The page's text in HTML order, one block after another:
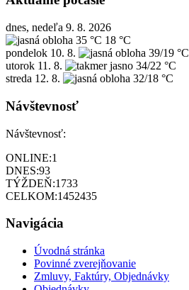
dnes, nedeľa 9. 8. 2026
35 °C 18 °C
pondelok 10. 8.
39/19 °C
utorok 11. 8.
34/22 °C
streda 12. 8. 32/18 °C
Návštevnosť
Návštevnosť:
ONLINE:1
DNES:93
TÝŽDEŇ:1733
CELKOM:1452435
Navigácia
Úvodná stránka
Povinné zverejňovanie
Zmluvy, Faktúry, Objednávky